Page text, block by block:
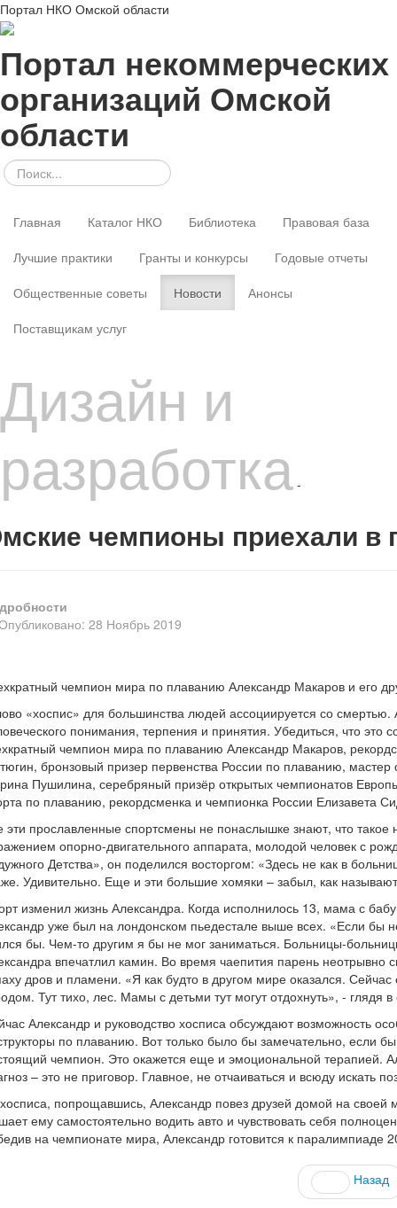
Портал НКО Омской области
Портал некоммерческих
организаций Омской
области
Главная Каталог НКО Библиотека
Правовая база
Лучшие практики
Гранты и конкурсы
Годовые отчеты
Общественные советы
Новости
Анонсы
Поставщикам услуг
Дизайн и
разработка -
чемпионы приехали в
28 Ноябрь 2019
чемпион мира по плаванию Александр Макаров и его
«хоспис» для большинства людей ассоциируется со смертью.
понимания, терпения и принятия. Убедиться, что
чемпион мира по плаванию Александр Макаров,
бронзовый призер первенства России по плаванию,
Пушилина, серебряный призёр открытых чемпионатов
по плаванию, рекордсменка и чемпионка России Елизавета
эти прославленные спортсмены не понаслышке знают, что
опорно-двигательного аппарата, молодой человек с
Детства», он поделился восторгом: «Здесь не как в
Удивительно. Еще и эти большие хомяки – забыл, как
изменил жизнь Александра. Когда исполнилось 13, мама с
уже был на лондонском пьедестале выше всех. «Если бы
бы. Чем-то другим я бы не мог заниматься. Больницы-
впечатлил камин. Во время чаепития парень
дров и пламени. «Я как будто в другом мире оказался.
Тут тихо, лес. Мамы с детьми тут могут отдохнуть», - глядя
Александр и руководство хосписа обсуждают возможность
по плаванию. Вот только было бы замечательно, если
чемпион. Это окажется еще и эмоциональной терапией.
– это не приговор. Главное, не отчаиваться и всюду искать
попрощавшись, Александр повез друзей домой на
ему самостоятельно водить авто и чувствовать себя
на чемпионате мира, Александр готовится к паралимпиаде
Назад